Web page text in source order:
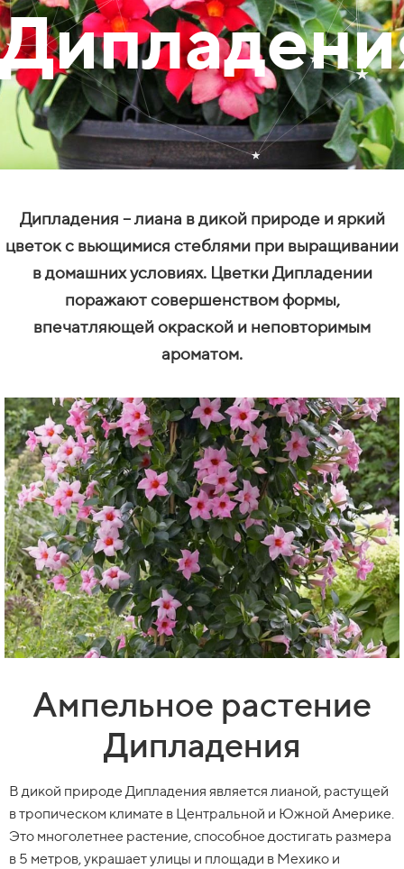
Дипладения – лиана в дикой природе и яркий
цветок с вьющимися стеблями при выращивании
в домашних условиях. Цветки Дипладении
поражают совершенством формы,
впечатляющей окраской и неповторимым
ароматом.
Ампельное растение
Дипладения
В дикой природе Дипладения является лианой, растущей
в тропическом климате в Центральной и Южной Америке.
Это многолетнее растение, способное достигать размера
в 5 метров, украшает улицы и площади в Мехико и